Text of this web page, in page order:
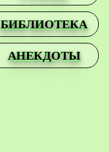
БИБЛИОТЕКА
АНЕКДОТЫ